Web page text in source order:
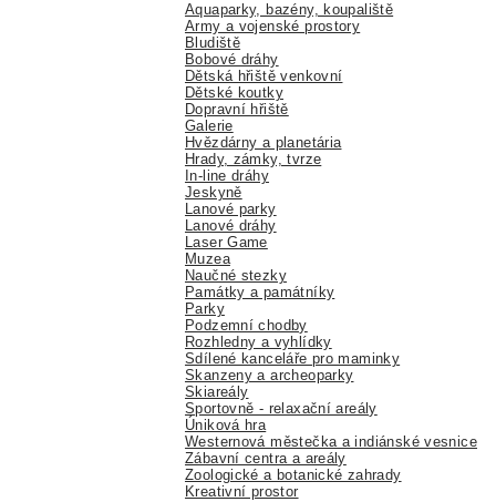
Aquaparky, bazény, koupaliště
Army a vojenské prostory
Bludiště
Bobové dráhy
Dětská hřiště venkovní
Dětské koutky
Dopravní hřiště
Galerie
Hvězdárny a planetária
Hrady, zámky, tvrze
In-line dráhy
Jeskyně
Lanové parky
Lanové dráhy
Laser Game
Muzea
Naučné stezky
Památky a památníky
Parky
Podzemní chodby
Rozhledny a vyhlídky
Sdílené kanceláře pro maminky
Skanzeny a archeoparky
Skiareály
Sportovně - relaxační areály
Úniková hra
Westernová městečka a indiánské vesnice
Zábavní centra a areály
Zoologické a botanické zahrady
Kreativní prostor